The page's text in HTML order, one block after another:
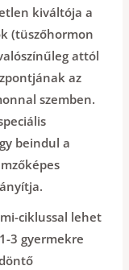
kiváltója a
(tüszőhormon
attól
az
szemben.
beindul a
ciklussal lehet
3 gyermekre